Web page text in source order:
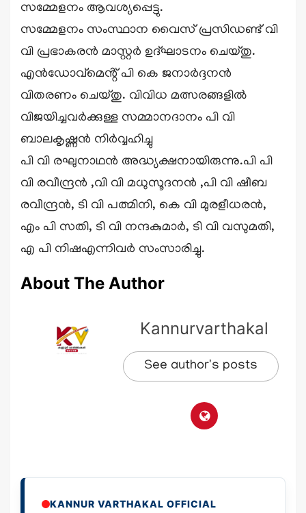
സമ്മേളനം ആവശ്യപ്പെട്ടു.
സമ്മേളനം സംസ്ഥാന വൈസ് പ്രസിഡണ്ട് വി
വി പ്രഭാകരൻ മാസ്റ്റർ ഉദ്ഘാടനം ചെയ്തു.
എൻഡോവ്മെൻ്റ് പി കെ ജനാർദ്ദനൻ
വിതരണം ചെയ്തു. വിവിധ മത്സരങ്ങളിൽ
വിജയിച്ചവർക്കുള്ള സമ്മാനദാനം പി വി
ബാലകൃഷ്ണൻ നിർവ്വഹിച്ചു
പി വി രഘുനാഥൻ അദ്ധ്യക്ഷനായിരുന്നു.പി പി
വി രവീന്ദ്രൻ ,വി വി മധുസൂദനൻ ,പി വി ഷീബ
രവീന്ദ്രൻ, ടി വി പത്മിനി, കെ വി മുരളീധരൻ,
എം പി സതി, ടി വി നന്ദകുമാർ, ടി വി വസുമതി,
എ പി നിഷഎന്നിവർ സംസാരിച്ചു.
About The Author
Kannurvarthakal
See author's posts
KANNUR VARTHAKAL OFFICIAL